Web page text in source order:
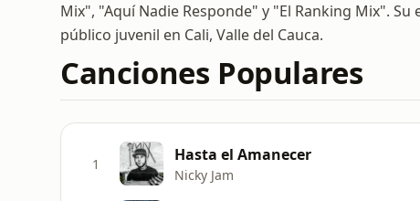
Mix", "Aquí Nadie Responde" y "El Ranking Mix".
público juvenil en Cali, Valle del Cauca.
Canciones Populares
1 Hasta el Amanecer
Nicky Jam